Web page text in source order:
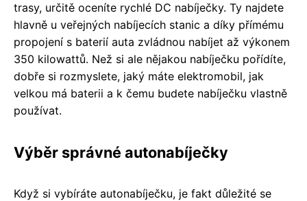
trasy, určitě oceníte rychlé DC nabíječky. Ty najdete
hlavně u veřejných nabíjecích stanic a díky přímému
propojení s baterií auta zvládnou nabíjet až výkonem
350 kilowattů. Než si ale nějakou nabíječku pořídíte,
dobře si rozmyslete, jaký máte elektromobil, jak
velkou má baterii a k čemu budete nabíječku vlastně
používat.
Výběr správné autonabíječky
Když si vybíráte autonabíječku, je fakt důležité se